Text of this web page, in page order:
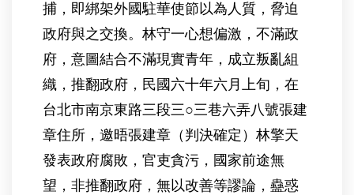
捕，即綁架外國駐華使節以為人質，脅迫
政府與之交換。林守一心想偏激，不滿政
府，意圖結合不滿現實青年，成立叛亂組
織，推翻政府，民國六十年六月上旬，在
台北市南京東路三段三○三巷六弄八號張建
章住所，邀晤張建章（判決確定）林擎天
發表政府腐敗，官吏貪污，國家前途無
望，非推翻政府，無以改善等謬論，蠱惑